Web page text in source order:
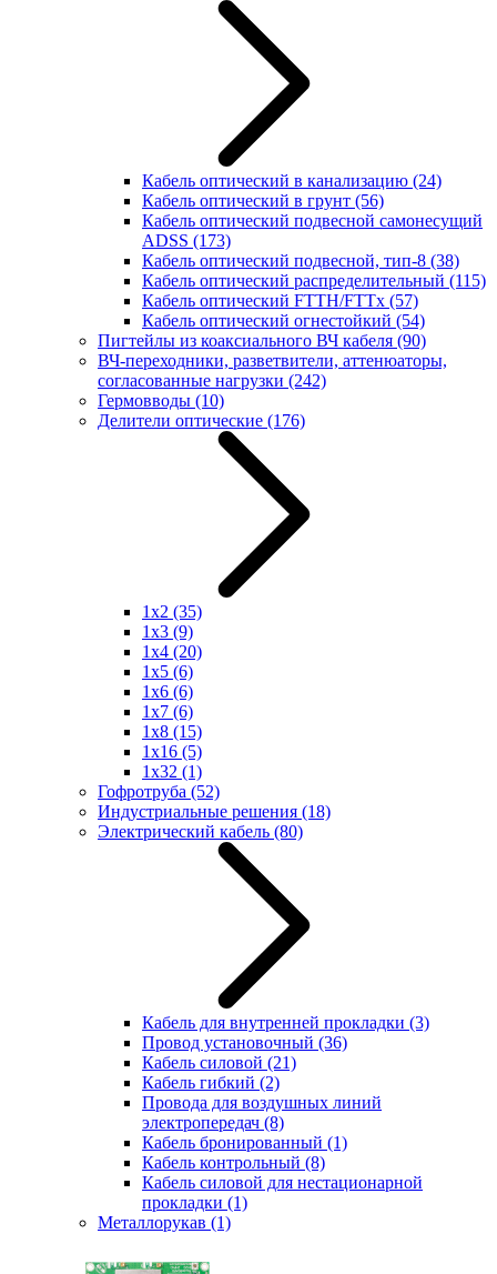
Кабель оптический в канализацию (24)
Кабель оптический в грунт (56)
Кабель оптический подвесной самонесущий
ADSS (173)
Кабель оптический подвесной, тип-8 (38)
Кабель оптический распределительный (115)
Кабель оптический FTTH/FTTx (57)
Кабель оптический огнестойкий (54)
Пигтейлы из коаксиального ВЧ кабеля (90)
ВЧ-переходники, разветвители, аттенюаторы,
согласованные нагрузки (242)
Гермовводы (10)
Делители оптические (176)
1x2 (35)
1x3 (9)
1x4 (20)
1x5 (6)
1x6 (6)
1x7 (6)
1x8 (15)
1x16 (5)
1x32 (1)
Гофротруба (52)
Индустриальные решения (18)
Электрический кабель (80)
Кабель для внутренней прокладки (3)
Провод установочный (36)
Кабель силовой (21)
Кабель гибкий (2)
Провода для воздушных линий
электропередач (8)
Кабель бронированный (1)
Кабель контрольный (8)
Кабель силовой для нестационарной
прокладки (1)
Металлорукав (1)